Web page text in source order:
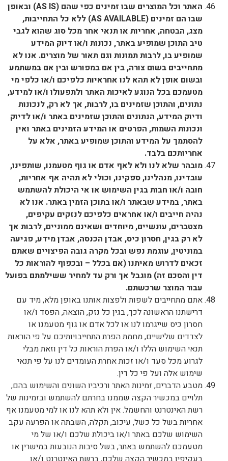
האתר וכל המוצרים שבו זמינים כפי שהם (AS IS) ובאופן
שבו הם זמינים (AS AVAILABLE) ללא כל התחייבות,
מצג, הבטחה, אחריות או תנאי אחר מכל סוג שהוא לגבי
טיב התוכן שמופיע באתר, נכונות ו/או דיוק המידע
שמופיע בו, לרבות תמונות וגם תאור של מוצרים. אנו לא
מתחייבים בשום צורה, בין אם במפורש ובין אם במשתמע
ובשום אופן לא תהא לנו אחראיות כלפיכם ו/או כלפי מי
מטעמכם בכל הנוגע לאיכות האתר ולתפעולו ו/או למידע,
נתונים, והתוכן שזמינים בו, לרבות, אך לא רק, לנכונות
ודיוק המידע, הנתונים והתוכן שזמינים באתר ו/או לדיוק
ונכונות השמות, הפרטים או המידע הזמינים באתר ואין
להסתמך על המידע והתוכן שמופיע באתר, אלא על
אחריותכם בלבד.
מובהר שלא לנו ולא לאף אדם או גוף מטעמנו, שותפינו,
עובדינו, מנהלינו, ספקינו, וכולי לא תהיה אף אחריות,
חובה ו/או חבותבגין השימוש או אי היכולת להשתמש
באתר, במידע שבאתר ו/או בתוכן הזמין באתר. אנו לא
נהיה חייבים ו/או אחראים כלפיכם לנזקים עקיפים,
מצטברים, עונשיים, מיוחדים ושאינם ממוניים, לרבות אך
לא רק בגין, חסרון כיס, אבדן הכנסה, אבדן מידע, פגיעה
במוניטין, עוגמת נפש ובכל מקרה גובה הפיצויים שאתם
זכאים לדרוש מאיתנו (אם בכלל – ובכפוף להוראות כל
דין והסכם זה) מוגבל אך ורק עד למחיר ששילמתם בפועל
עבור המוצר שרכשתם.
אתם מתחייבים לשפות ולפצות אותנו באופן מלא, מיד עם
דרישתנו הראשונה לכך, בגין כל נזק, הוצאה, הפסד ו/או
חסרון כיס שייגרמו לנו או לכל אדם או גוף מטעמנו או
לצדדים שלישיים, מחמת הפרת התחייבויותיכם על פי הוראות
תנאי השימוש הללו ו/או הפרת הוראות כל דין וזאת מבלי
לגרוע מכל סעד ו/או זכות אחרת העומדים לנו על פי תנאי
שימוש אלה ועל פי כל דין.
מטבע הדברים, זמינות האתר ורכיביו השונים והשימוש בהם,
תלויים במכשיר הקצה שממנו בחרתם להשתמש ובזמינות של
רשת האינטרנט והחשמל. אין ולא תהא לנו או למי מטעמנו אף
אחריות בשל כל כשל, עיכוב, תקלה, השבתה או הפרעה עקב
השימוש שלכם באתר ו/או ביכולת שלכם ו/או של מי
מטעמכם להשתמש באתר, בשל סיבות הנובעות במישרין או